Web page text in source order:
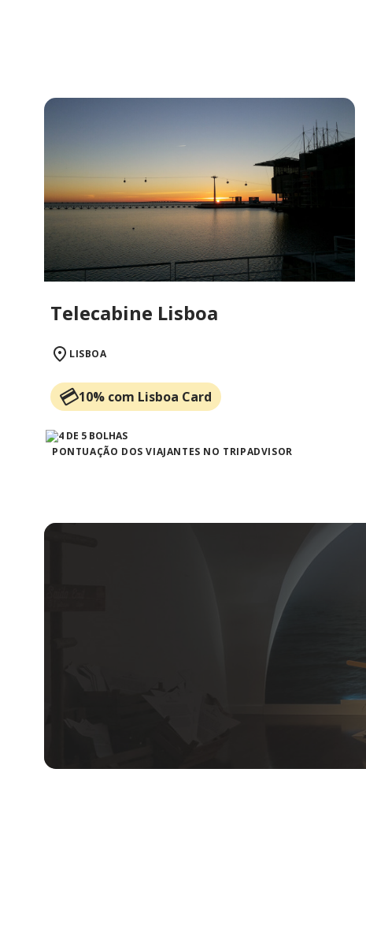
Telecabine Lisboa
LISBOA
10% com Lisboa Card
PONTUAÇÃO DOS VIAJANTES NO TRIPADVISOR